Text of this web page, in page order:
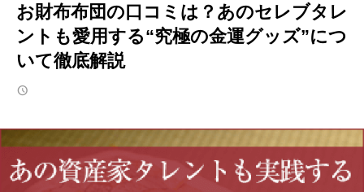
お財布布団の口コミは？あのセレブタレ
ントも愛用する“究極の金運グッズ”につ
いて徹底解説